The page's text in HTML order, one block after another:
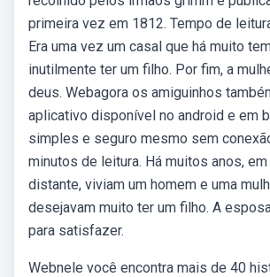
primeira vez em 1812. Tempo de
Era uma vez um casal que há muito
inutilmente ter um filho. Por fim, a
deus. Webagora os amiguinhos
aplicativo disponível no android e em
simples e seguro mesmo sem
minutos de leitura. Há muitos anos, em
distante, viviam um homem e uma
desejavam muito ter um filho. A
para satisfazer.
Webnele você encontra mais de 40